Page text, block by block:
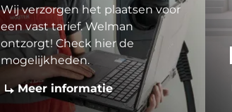
Wij verzorgen het plaatsen voor
een vast tarief. Welman
ontzorgt! Check hier de
mogelijkheden.
Meer informatie